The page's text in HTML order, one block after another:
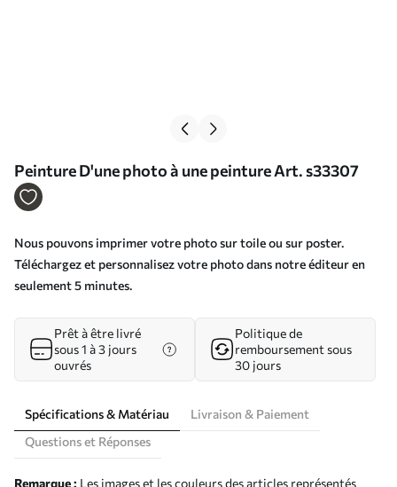
Peinture D'une photo à une peinture Art. s33307
Nous pouvons imprimer votre photo sur toile ou sur poster.
Téléchargez et personnalisez votre photo dans notre éditeur en
seulement 5 minutes.
Prêt à être livré
sous 1 à 3 jours
ouvrés
Politique de
remboursement sous
30 jours
Spécifications & Matériau
Livraison & Paiement
Questions et Réponses
Remarque : Les images et les couleurs des articles représentés